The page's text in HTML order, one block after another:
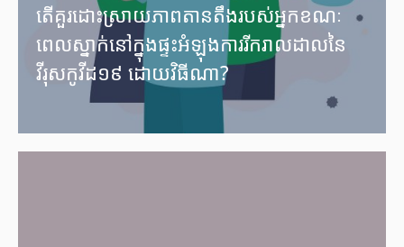
តើគួរដោះស្រាយភាពតានតឹងរបស់អ្នកខណៈ
ពេលស្នាក់នៅក្នុងផ្ទះអំឡុងការរីករាលដាលនៃ
វីរុសកូវីដ១៩ ដោយវិធីណា?